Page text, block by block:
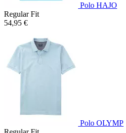
Polo HAJO
Regular Fit
54,95 €
Polo OLYMP